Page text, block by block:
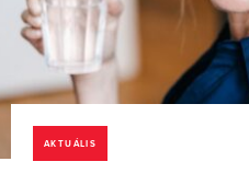
AKTUÁLIS